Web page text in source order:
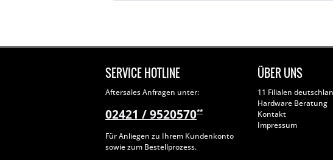
SERVICE HOTLINE
Aftersales Anfragen unter:
02421 / 9520570**
Für Anliegen zu Ihrem Kundenkonto
sowie zum Bestellprozess.
ÜBER UNS
11 Filialen
Hardware Beratung
Kontakt
Impressum